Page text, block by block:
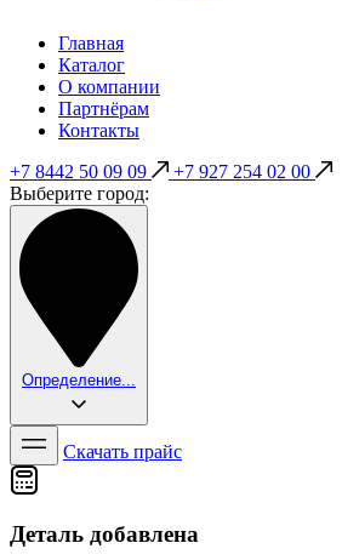
Главная
Каталог
О компании
Партнёрам
Контакты
+7 8442 50 09 09
+7 927 254 02 00
Выберите город:
Определение...
Скачать прайс
Деталь добавлена